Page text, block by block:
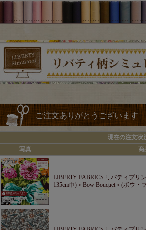
ご注文ありがとうございます